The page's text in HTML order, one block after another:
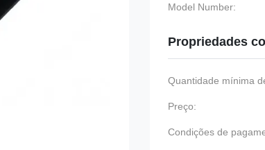
Model Number:
Propriedades
Quantidade mínima
Preço:
Condições de